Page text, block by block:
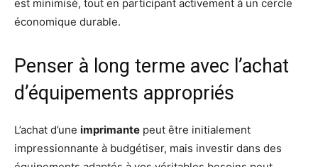
est minimisé, tout en participant activement à un cercle
économique durable.
Penser à long terme avec l’achat
d’équipements appropriés
L’achat d’une imprimante peut être initialement
impressionnante à budgétiser, mais investir dans des